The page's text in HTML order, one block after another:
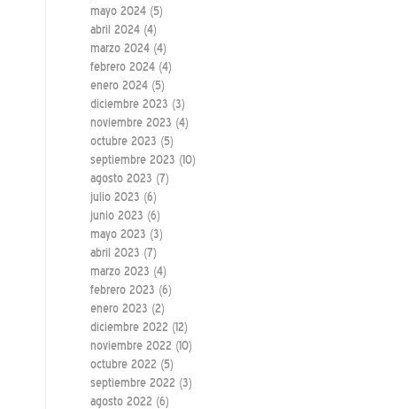
mayo 2024 (5)
abril 2024 (4)
marzo 2024 (4)
febrero 2024 (4)
enero 2024 (5)
diciembre 2023 (3)
noviembre 2023 (4)
octubre 2023 (5)
septiembre 2023 (10)
agosto 2023 (7)
julio 2023 (6)
junio 2023 (6)
mayo 2023 (3)
abril 2023 (7)
marzo 2023 (4)
febrero 2023 (6)
enero 2023 (2)
diciembre 2022 (12)
noviembre 2022 (10)
octubre 2022 (5)
septiembre 2022 (3)
agosto 2022 (6)